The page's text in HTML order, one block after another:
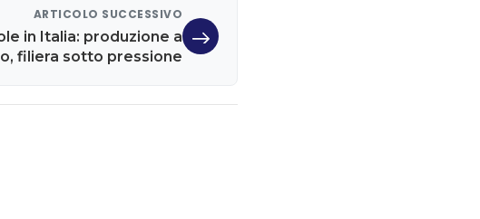
ARTICOLO SUCCESSIVO
in Italia: produzione a
filiera sotto pressione